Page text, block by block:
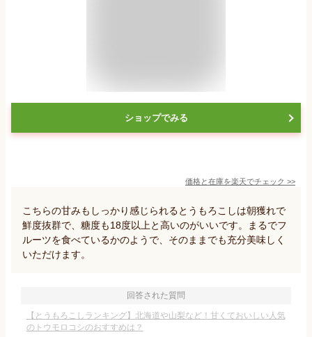
ショップでみる
価格と在庫を楽天でチェック >>
こちらの甘みもしっかり感じられるとうもろこしは朝獲れで
鮮度抜群で、糖度も18度以上と高いのがいいです。まるでフ
ルーツを食べているかのようで、そのままでも充分美味しく
いただけます。
回答された質問
【とうもろこしランキング】北海道や山梨など！甘くておいしい人気
のトウモロコシのおすすめは？